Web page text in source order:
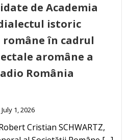
de Academia
istoric
în cadrul
aromâne a
România
July 1, 2026
Cristian SCHWARTZ,